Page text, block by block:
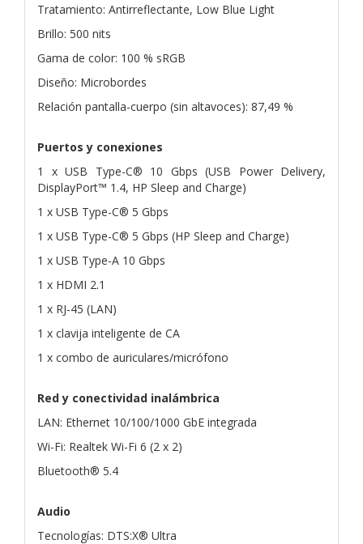
Tratamiento: Antirreflectante, Low Blue Light
Brillo: 500 nits
Gama de color: 100 % sRGB
Diseño: Microbordes
Relación pantalla-cuerpo (sin altavoces): 87,49 %
Puertos y conexiones
1 x USB Type-C® 10 Gbps (USB Power Delivery,
DisplayPort™ 1.4, HP Sleep and Charge)
1 x USB Type-C® 5 Gbps
1 x USB Type-C® 5 Gbps (HP Sleep and Charge)
1 x USB Type-A 10 Gbps
1 x HDMI 2.1
1 x RJ-45 (LAN)
1 x clavija inteligente de CA
1 x combo de auriculares/micrófono
Red y conectividad inalámbrica
LAN: Ethernet 10/100/1000 GbE integrada
Wi-Fi: Realtek Wi-Fi 6 (2 x 2)
Bluetooth® 5.4
Audio
Tecnologías: DTS:X® Ultra